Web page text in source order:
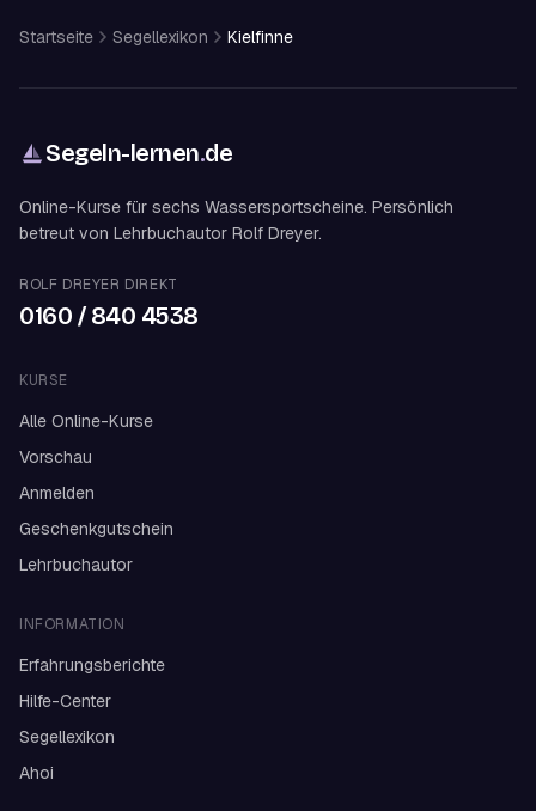
Startseite Segellexikon Kielfinne
Segeln-lernen.de
Online-Kurse für sechs Wassersportscheine. Persönlich
betreut von Lehrbuchautor Rolf Dreyer.
ROLF DREYER DIREKT
0160 / 840 4538
KURSE
Alle Online-Kurse
Vorschau
Anmelden
Geschenkgutschein
Lehrbuchautor
INFORMATION
Erfahrungsberichte
Hilfe-Center
Segellexikon
Ahoi